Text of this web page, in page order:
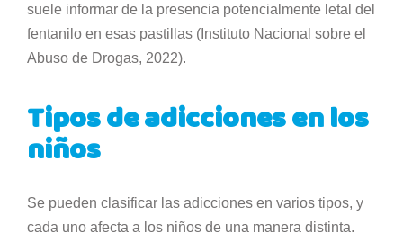
suele informar de la presencia potencialmente letal del
fentanilo en esas pastillas (Instituto Nacional sobre el
Abuso de Drogas, 2022).
Tipos de adicciones en los
niños
Se pueden clasificar las adicciones en varios tipos, y
cada uno afecta a los niños de una manera distinta.